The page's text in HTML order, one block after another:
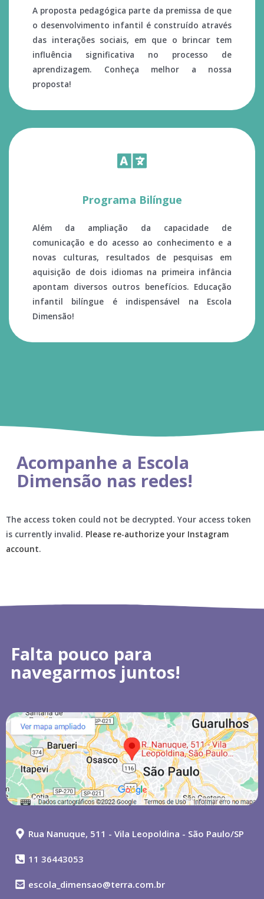
A proposta pedagógica parte da premissa de que
o desenvolvimento infantil é construído através
das interações sociais, em que o brincar tem
influência significativa no processo de
aprendizagem. Conheça melhor a nossa
proposta!
Programa Bilíngue
Além da ampliação da capacidade de
comunicação e do acesso ao conhecimento e a
novas culturas, resultados de pesquisas em
aquisição de dois idiomas na primeira infância
apontam diversos outros benefícios. Educação
infantil bilíngue é indispensável na Escola
Dimensão!
Acompanhe a Escola
Dimensão nas redes!
The access token could not be decrypted. Your access token
is currently invalid. Please re-authorize your Instagram
account.
Falta pouco para
navegarmos juntos!
Rua Nanuque, 511 - Vila Leopoldina - São Paulo/SP
11 36443053
escola_dimensao@terra.com.br